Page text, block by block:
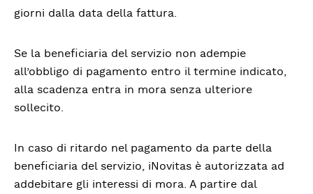
giorni dalla data della fattura.
Se la beneficiaria del servizio non adempie
all’obbligo di pagamento entro il termine indicato,
alla scadenza entra in mora senza ulteriore
sollecito.
In caso di ritardo nel pagamento da parte della
beneficiaria del servizio, iNovitas è autorizzata ad
addebitare gli interessi di mora. A partire dal